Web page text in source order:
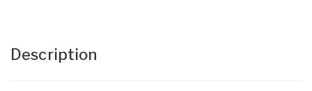
Description